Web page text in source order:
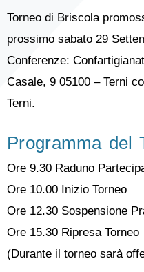
Torneo di Briscola
prossimo sabato 29
Conferenze:
Casale, 9 05100 – Terni
Terni.
Programma del
Ore 9.30 Raduno
Ore 10.00 Inizio Torneo
Ore 12.30 Sospensione
Ore 15.30 Ripresa Torneo
(Durante il torneo sarà